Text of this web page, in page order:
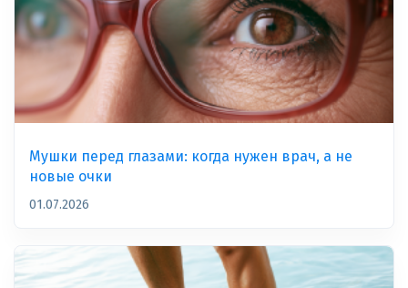
Мушки перед глазами: когда нужен врач, а не
новые очки
01.07.2026